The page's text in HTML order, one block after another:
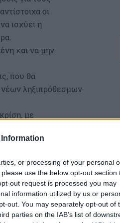
or processing of your personal
use the below opt-out section
out request is processed you may
information utilized by us or
out. You may separately opt-out of
parties on the IAB’s list of
οι
ισχύει η
και να μην
που θα
νέων ληξιπρόθεσμων
με
19, που θα
τζίρο έως
των επιταγών
την απόλυτη
εμπορίου, όπως